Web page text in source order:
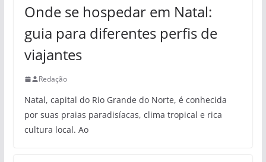
Onde se hospedar em Natal:
guia para diferentes perfis de
viajantes
Redação
Natal, capital do Rio Grande do Norte, é conhecida
por suas praias paradisíacas, clima tropical e rica
cultura local. Ao